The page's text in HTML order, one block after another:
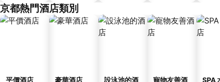
京都熱門酒店類別
平價酒店 豪華酒店
設泳池的酒
寵物友善酒
SPA